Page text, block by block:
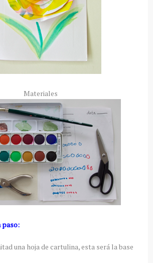
Materiales
paso:
una hoja de cartulina, esta será la base